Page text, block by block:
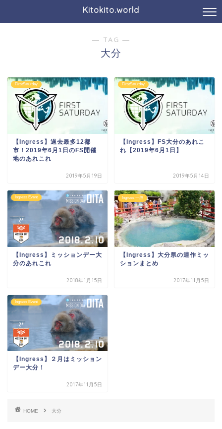
Kitokito.world
― TAG ―
大分
FirstSaturday
【Ingress】過去最多12都
市！2019年6月1日のFS開催
地のあれこれ
2019年5月19日
FirstSaturday
【Ingress】FS大分のあれこ
れ【2019年6月1日】
2019年5月14日
Ingress Event
【Ingress】ミッションデー大
分のあれこれ
2018年1月15日
Ingress 一般
【Ingress】大分県の連作ミッ
ションまとめ
2017年11月5日
Ingress Event
【Ingress】２月はミッション
デー大分！
2017年11月5日
HOME 大分